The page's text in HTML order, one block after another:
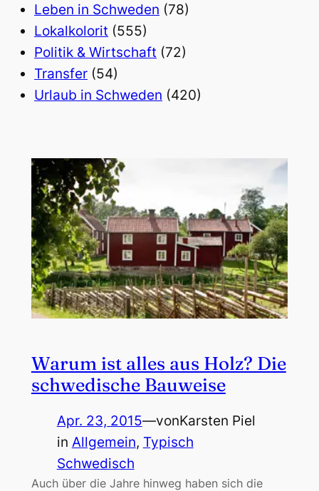
Leben in Schweden (78)
Lokalkolorit (555)
Politik & Wirtschaft (72)
Transfer (54)
Urlaub in Schweden (420)
Warum ist alles aus Holz? Die
schwedische Bauweise
Apr. 23, 2015—vonKarsten Piel
in Allgemein, Typisch
Schwedisch
Auch über die Jahre hinweg haben sich die